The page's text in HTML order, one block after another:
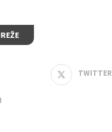
TWITTER